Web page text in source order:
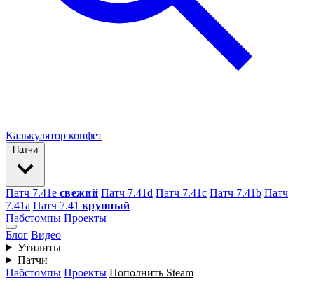
Калькулятор конфет
Патчи
Патч 7.41e свежий Патч 7.41d Патч 7.41c Патч 7.41b Патч
7.41а Патч 7.41 крупный
Пабстомпы Проекты
Блог Видео
Утилиты
Патчи
Пабстомпы Проекты Пополнить Steam